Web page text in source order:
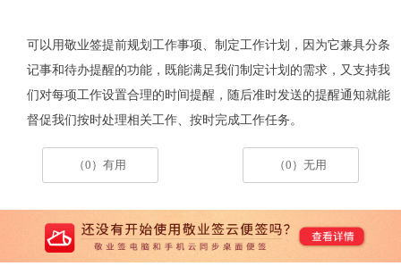
可以用敬业签提前规划工作事项、制定工作计划，因为它兼具分条
记事和待办提醒的功能，既能满足我们制定计划的需求，又支持我
们对每项工作设置合理的时间提醒，随后准时发送的提醒通知就能
督促我们按时处理相关工作、按时完成工作任务。
（0）有用 （0）无用